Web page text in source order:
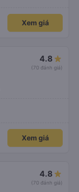
Xem giá
4.8
(70 đánh giá)
Xem giá
4.8
(70 đánh giá)